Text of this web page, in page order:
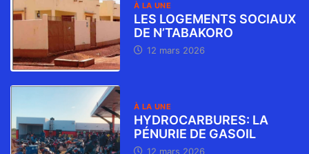
À LA UNE
LES LOGEMENTS SOCIAUX
DE N’TABAKORO
12 mars 2026
À LA UNE
HYDROCARBURES: LA
PÉNURIE DE GASOIL
12 mars 2026